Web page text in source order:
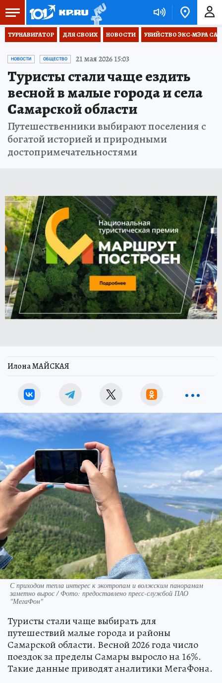
ТУРНАВИГАТОР ДЛЯ СВОИХ НОВОСТИ УБИЙСТВО ЭКС-МЭРА
НОВОСТИ ОБЩЕСТВО 21 мая 2026 15:03
Туристы стали чаще ездить
весной в малые города и села
Самарской области
Путешественники выбирают поселения с
богатой историей и природными
достопримечательностями
Илона МАЙСКАЯ
С приходом тепла интерес к экотропам и волжским панорамам
заметно вырос / Фото: предоставлено пресс-службой ПАО
"МегаФон"
Туристы стали чаще выбирать для
путешествий малые города и районы
Самарской области. Весной 2026 года число
поездок за пределы Самары выросло на 16%.
Такие данные приводят аналитики МегаФона.